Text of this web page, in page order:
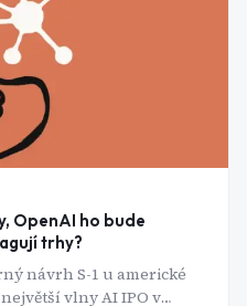
OpenAI ho bude
trhy?
návrh S-1 u americké
vlny AI IPO v